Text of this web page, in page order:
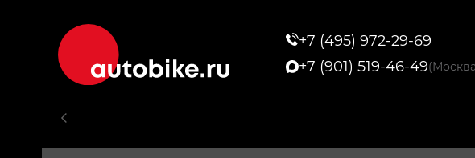
+7 (495) 972-29-69
+7 (901) 519-46-49